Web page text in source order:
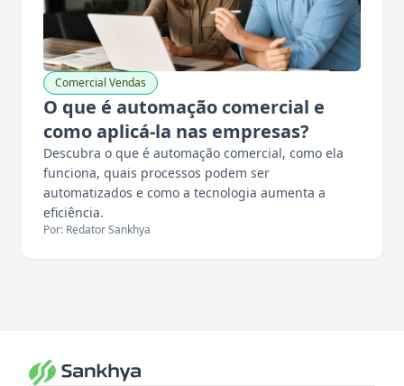
Comercial Vendas
O que é automação comercial e
como aplicá-la nas empresas?
Descubra o que é automação comercial, como ela
funciona, quais processos podem ser
automatizados e como a tecnologia aumenta a
eficiência.
Por: Redator Sankhya